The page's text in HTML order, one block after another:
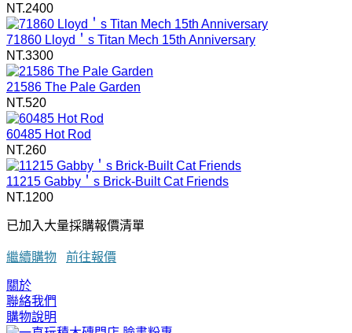
NT.2400
71860 Lloyd＇s Titan Mech 15th Anniversary
NT.3300
21586 The Pale Garden
NT.520
60485 Hot Rod
NT.260
11215 Gabby＇s Brick-Built Cat Friends
NT.1200
已加入大量採購報價清單
繼續購物 前往報價
關於
聯絡我們
購物說明